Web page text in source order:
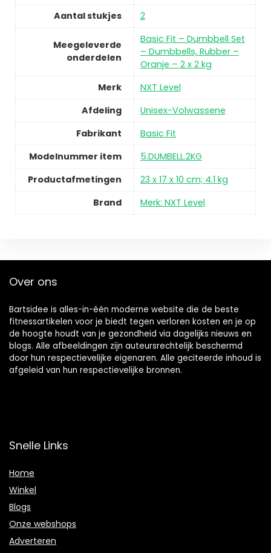
Aantal stukjes
2
Meegeleverde
onderdelen
Basic Fit – Dumbbell Set
– Dumbbells, Rubber –
Oranje – 2 x 2 kg
Merk
NXT Level
Afdeling
Unisex-Volwassene
Fabrikant
Basic Fit
Modelnummer item
5.DUMBELL.2KG
Productafmetingen
23 x 17 x 10 cm; 4.1 kg
Brand
Merk: NXT Level
Over ons
Bartsidee is alles-in-één moderne website die de beste
fitnessartikelen voor je biedt tegen verloren kosten en je op
de hoogte houdt van je gezondheid via dagelijks nieuws en
blogs. Alle afbeeldingen zijn auteursrechtelijk beschermd
door hun respectievelijke eigenaren. Alle geciteerde inhoud is
afgeleid van hun respectievelijke bronnen.
Snelle Links
Home
Winkel
Blogs
Onze webshops
Adverteren